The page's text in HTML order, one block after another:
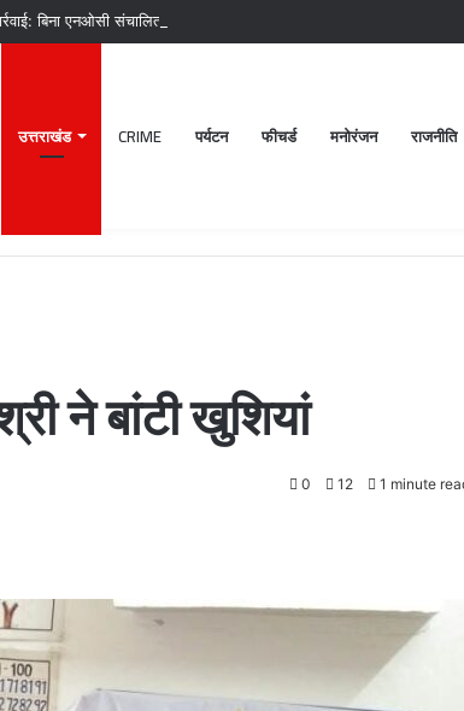
बिना एनओसी संचालित मीट दुकानों पर चला अभियान, 45250 रुपये का चालान
उत्तराखंड CRIME पर्यटन फीचर्ड मनोरंजन राजनीति
ने बांटी खुशियां
0 12 1 minute
का
किया
June 27, 2024
पटेलनगर क्षेत्र में हुए तिहरे हत्याकांड का दून पुलिस ने
किया खुलासा